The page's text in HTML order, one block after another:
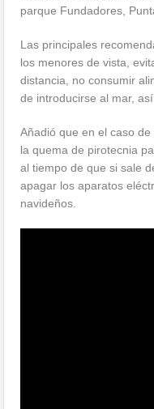
parque Fundadores,
Las principales
los menores de vista,
distancia, no consumir
de introducirse al mar,
Añadió que en el caso
la quema de pirotecnia
al tiempo de que si sale
apagar los aparatos
navideños.